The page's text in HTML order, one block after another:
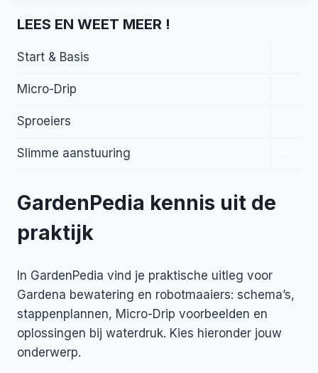
LEES EN WEET MEER !
Start & Basis
Micro-Drip
Sproeiers
Slimme aanstuuring
GardenPedia kennis uit de
praktijk
In GardenPedia vind je praktische uitleg voor
Gardena bewatering en robotmaaiers: schema’s,
stappenplannen, Micro-Drip voorbeelden en
oplossingen bij waterdruk. Kies hieronder jouw
onderwerp.